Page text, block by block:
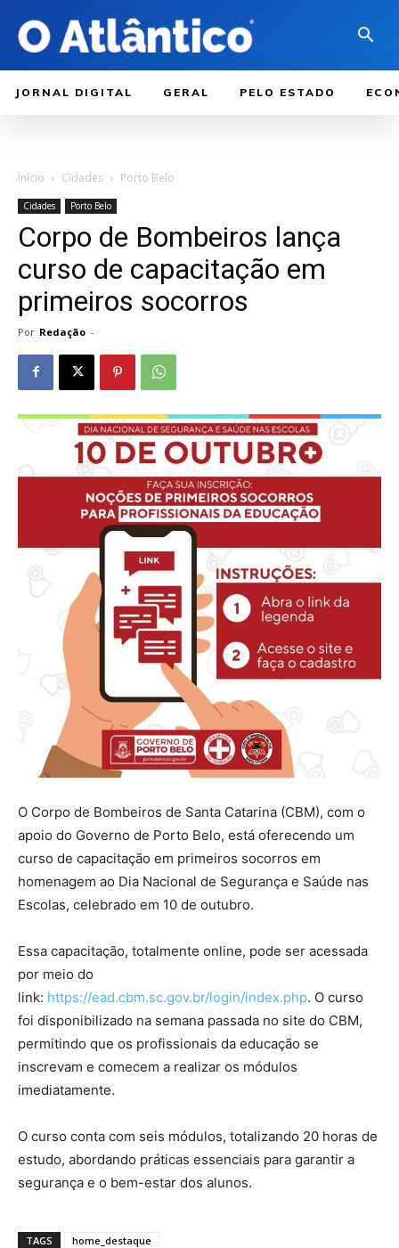
JORNAL DIGITAL GERAL PELO ESTADO
Início Cidades Porto Belo
Cidades Porto Belo
Corpo de Bombeiros lança
curso de capacitação em
primeiros socorros
Por Redação -
O Corpo de Bombeiros de Santa Catarina (CBM), com o
apoio do Governo de Porto Belo, está oferecendo um
curso de capacitação em primeiros socorros em
homenagem ao Dia Nacional de Segurança e Saúde nas
Escolas, celebrado em 10 de outubro.
Essa capacitação, totalmente online, pode ser acessada
por meio do
link: https://ead.cbm.sc.gov.br/login/index.php. O curso
foi disponibilizado na semana passada no site do CBM,
permitindo que os profissionais da educação se
inscrevam e comecem a realizar os módulos
imediatamente.
O curso conta com seis módulos, totalizando 20 horas de
estudo, abordando práticas essenciais para garantir a
segurança e o bem-estar dos alunos.
TAGS home_destaque